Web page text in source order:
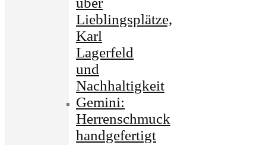
Lieblingsplätze,
Karl
Lagerfeld
und
Nachhaltigkeit
Gemini:
Herrenschmuck
handgefertigt